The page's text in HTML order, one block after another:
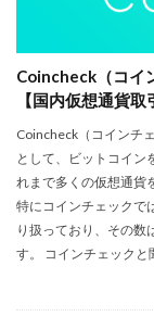
Coincheck（コイ
【国内仮想通貨取
Coincheck（コインチ
として、ビットコイン
れまで多くの仮想通貨
特にコインチェックで
り扱っており、その数
す。 コインチェック